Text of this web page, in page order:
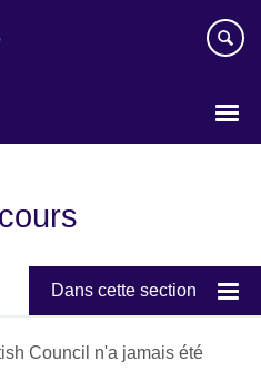
Dans cette section
Council n'a jamais été